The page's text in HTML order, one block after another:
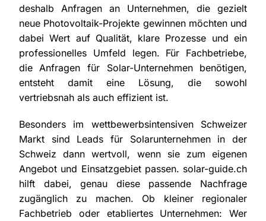
deshalb Anfragen an Unternehmen, die gezielt
neue Photovoltaik-Projekte gewinnen möchten und
dabei Wert auf Qualität, klare Prozesse und ein
professionelles Umfeld legen. Für Fachbetriebe,
die Anfragen für Solar-Unternehmen benötigen,
entsteht damit eine Lösung, die sowohl
vertriebsnah als auch effizient ist.
Besonders im wettbewerbsintensiven Schweizer
Markt sind Leads für Solarunternehmen in der
Schweiz dann wertvoll, wenn sie zum eigenen
Angebot und Einsatzgebiet passen. solar-guide.ch
hilft dabei, genau diese passende Nachfrage
zugänglich zu machen. Ob kleiner regionaler
Fachbetrieb oder etabliertes Unternehmen: Wer